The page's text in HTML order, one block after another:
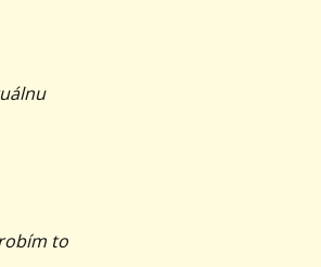
to